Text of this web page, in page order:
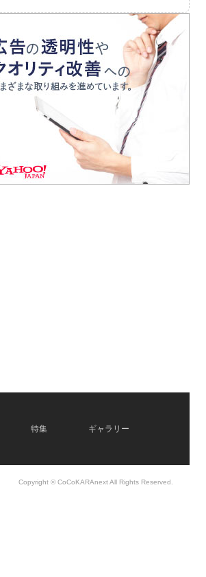
特集 ギャラリー
Copyright © CoCoKARAnext All Rights Reserved.